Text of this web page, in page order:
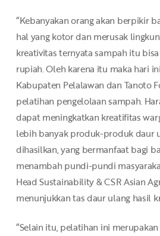
“Kebanyakan orang akan berpikir
hal yang kotor dan merusak
kreativitas ternyata sampah itu
rupiah. Oleh karena itu maka hari
Kabupaten Pelalawan dan Tanoto
pelatihan pengelolaan sampah.
dapat meningkatkan kreatifitas
lebih banyak produk-produk daur
dihasilkan, yang bermanfaat bagi
menambah pundi-pundi
Head Sustainability & CSR Asian
menunjukkan tas daur ulang hasil
“Selain itu, pelatihan ini